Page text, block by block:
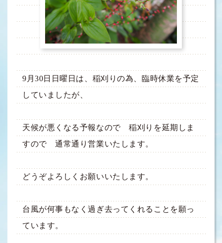
9月30日日曜日は、稲刈りの為、臨時休業を予定
していましたが、
天候が悪くなる予報なので 稲刈りを延期しま
すので 通常通り営業いたします。
どうぞよろしくお願いいたします。
台風が何事もなく過ぎ去ってくれることを願っ
ています。